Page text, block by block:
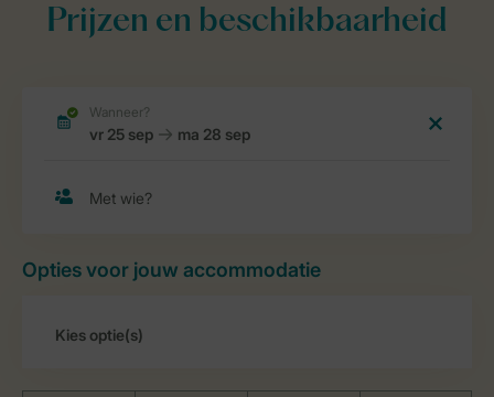
Prijzen en beschikbaarheid
Opties voor jouw accommodatie